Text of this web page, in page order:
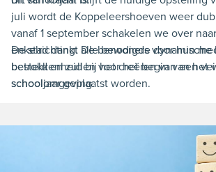
juli wordt de Koppeleershoeven weer
vanaf 1 september schakelen we over
enkelrichting. De benodigde dynamische
besteld en zullen voor het begin van het
schooljaar geplaatst worden.
De stad dankt alle bewoners voor hun
betrokkenheid bij het creëren van een
schoolomgeving.